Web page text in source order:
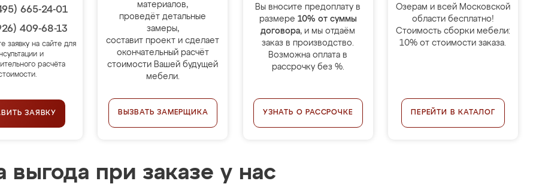
665-24-01
409-68-13
заявку на сайте для
и
расчёта
ЗАЯВКУ
материалов,
проведёт детальные
замеры,
составит проект и сделает
окончательный расчёт
стоимости Вашей будущей
мебели.
ВЫЗВАТЬ ЗАМЕРЩИКА
Вы вносите предоплату в
размере 10% от суммы
договора, и мы отдаём
заказ в производство.
Возможна оплата в
рассрочку без %.
УЗНАТЬ О РАССРОЧКЕ
Озерам и всей Московской
области бесплатно!
Стоимость сборки мебели:
10% от стоимости заказа.
ПЕРЕЙТИ В КАТАЛОГ
выгода при заказе у нас